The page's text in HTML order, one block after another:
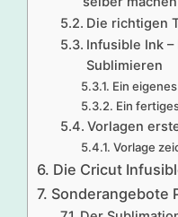
Die richtigen
Infusible Ink
Sublimieren
Ein
Ein
Vorlagen
Vorlage
Die Cricut
Sonderangebote